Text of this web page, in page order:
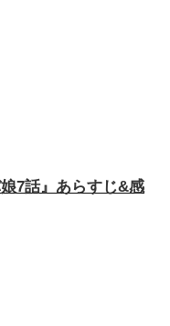
7話』あらすじ&感